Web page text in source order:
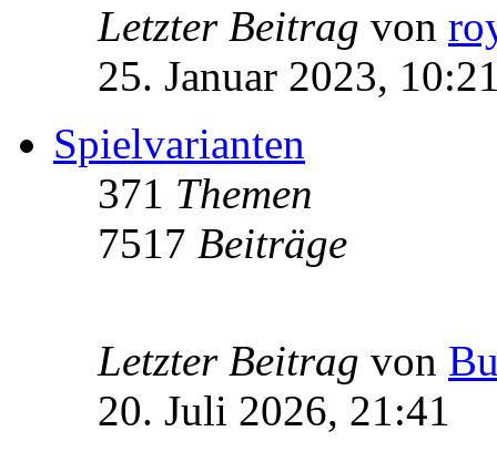
Letzter Beitrag von
25. Januar 2023,
Spielvarianten
371 Themen
7517 Beiträge
Letzter Beitrag von
20. Juli 2026, 21:41